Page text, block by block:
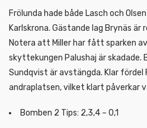
Frölunda hade både Lasch och
Karlskrona. Gästande lag Brynäs
Notera att Miller har fått sparken
skyttekungen Palushaj är skadade.
Sundqvist är avstängda. Klar fördel
andraplatsen, vilket klart påverkar
Bomben 2 Tips: 2,3,4 – 0,1